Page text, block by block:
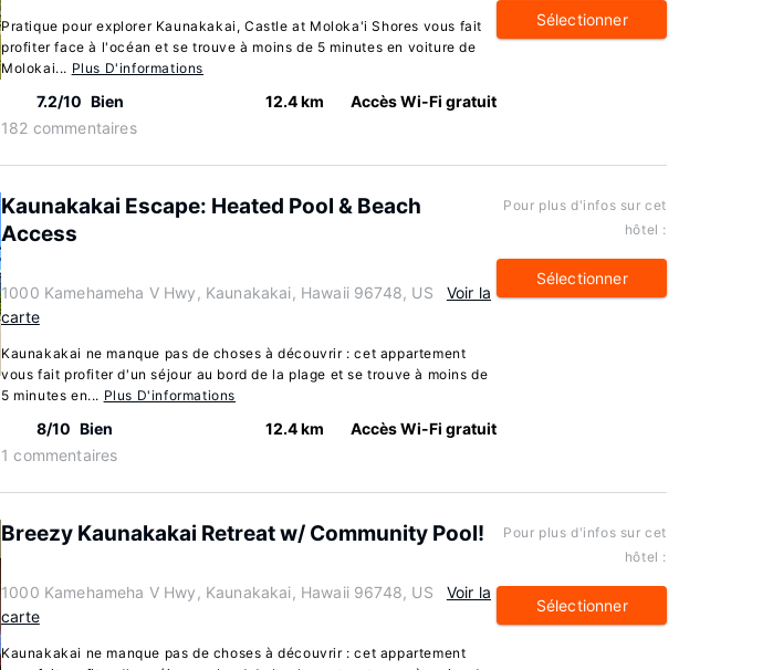
Pratique pour explorer Kaunakakai, Castle at Moloka'i Shores vous fait
profiter face à l'océan et se trouve à moins de 5 minutes en voiture de
Molokai... Plus D'informations
7.2/10 Bien
182 commentaires
12.4 km Accès Wi-Fi gratuit
Sélectionner
Kaunakakai Escape: Heated Pool & Beach
Access
1000 Kamehameha V Hwy, Kaunakakai, Hawaii 96748, US
Voir la
carte
Kaunakakai ne manque pas de choses à découvrir : cet appartement
vous fait profiter d'un séjour au bord de la plage et se trouve à moins de
5 minutes en... Plus D'informations
8/10 Bien
1 commentaires
12.4 km Accès Wi-Fi gratuit
Pour plus d'infos sur cet
hôtel :
Sélectionner
Breezy Kaunakakai Retreat w/ Community Pool!
1000 Kamehameha V Hwy, Kaunakakai, Hawaii 96748, US
Voir la
carte
Kaunakakai ne manque pas de choses à découvrir : cet appartement
Pour plus d'infos sur cet
hôtel :
Sélectionner